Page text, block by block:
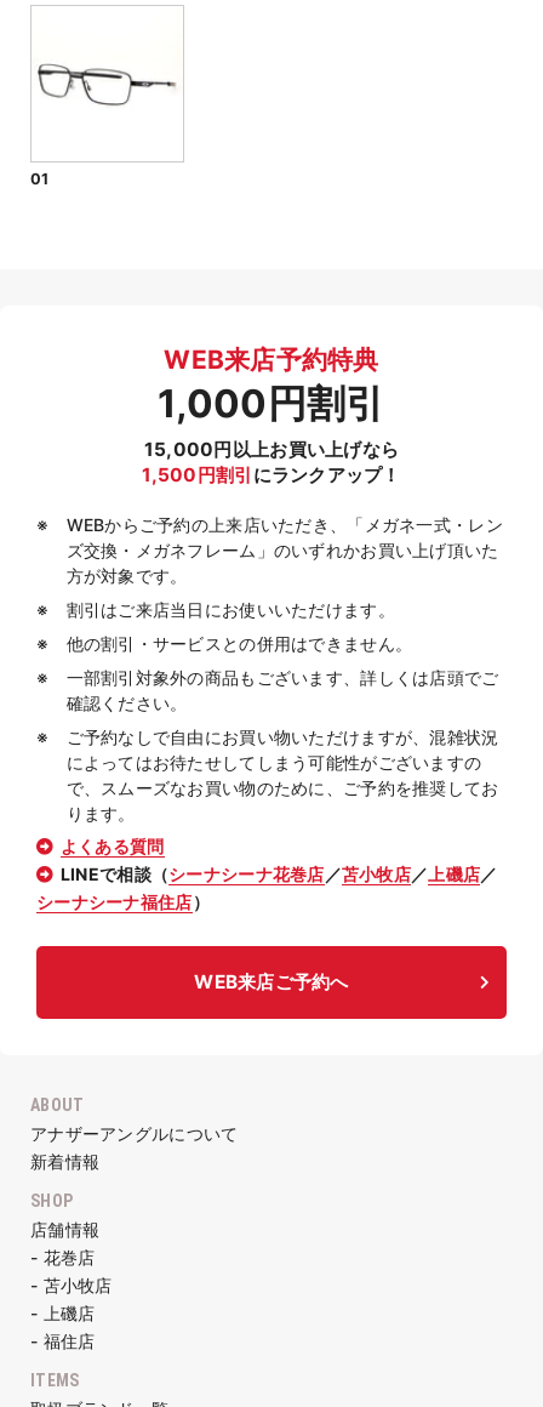
01
WEB来店予約特典
1,000円割引
15,000円以上お買い上げなら
1,500円割引 にランクアップ！
WEBからご予約の上来店いただき、「メガネ一式・レン
ズ交換・メガネフレーム」のいずれかお買い上げ頂いた
方が対象です。
割引はご来店当日にお使いいただけます。
他の割引・サービスとの併用はできません。
一部割引対象外の商品もございます、詳しくは店頭でご
確認ください。
ご予約なしで自由にお買い物いただけますが、混雑状況
によってはお待たせしてしまう可能性がございますの
で、スムーズなお買い物のために、ご予約を推奨してお
ります。
よくある質問
LINEで相談（シーナシーナ花巻店 ／苫小牧店／ 上磯店／
シーナシーナ福住店）
WEB来店ご予約へ
ABOUT
アナザーアングルについて
新着情報
SHOP
店舗情報
- 花巻店
- 苫小牧店
- 上磯店
- 福住店
ITEMS